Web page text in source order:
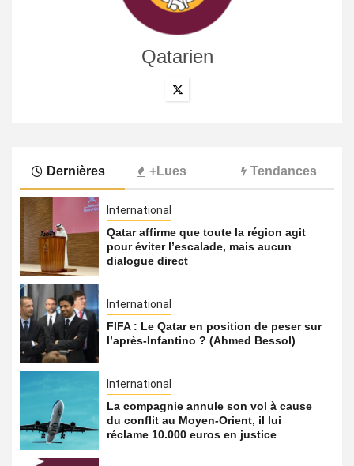
Qatarien
Dernières +Lues Tendances
International
Qatar affirme que toute la région agit
pour éviter l’escalade, mais aucun
dialogue direct
International
FIFA : Le Qatar en position de peser sur
l’après-Infantino ? (Ahmed Bessol)
International
La compagnie annule son vol à cause
du conflit au Moyen-Orient, il lui
réclame 10.000 euros en justice